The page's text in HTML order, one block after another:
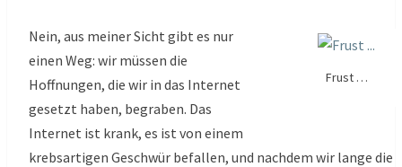
Frust …
Nein, aus meiner Sicht gibt es nur
einen Weg: wir müssen die
Hoffnungen, die wir in das Internet
gesetzt haben, begraben. Das
Internet ist krank, es ist von einem
krebsartigen Geschwür befallen, und nachdem wir lange die